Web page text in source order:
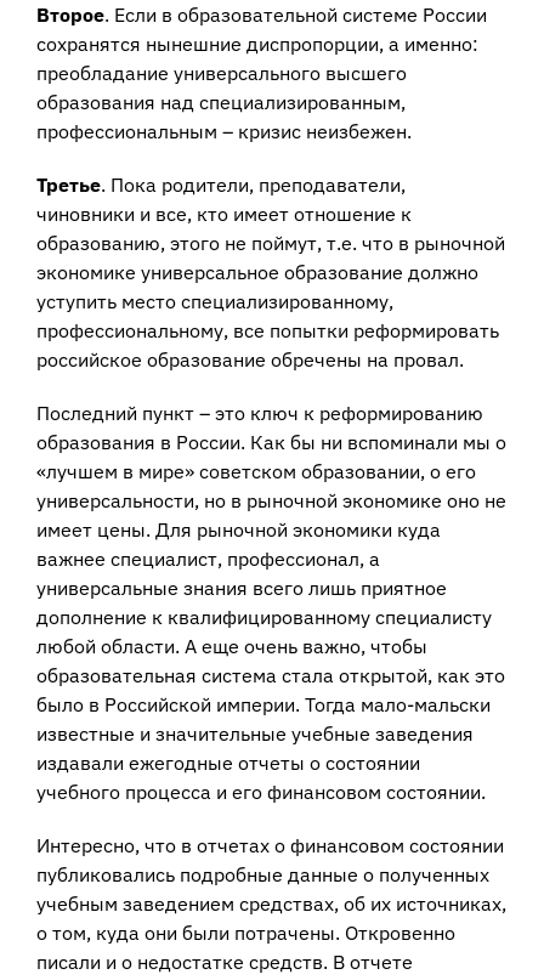
Второе. Если в образовательной системе России
сохранятся нынешние диспропорции, а именно:
преобладание универсального высшего
образования над специализированным,
профессиональным – кризис неизбежен.
Третье. Пока родители, преподаватели,
чиновники и все, кто имеет отношение к
образованию, этого не поймут, т.е. что в рыночной
экономике универсальное образование должно
уступить место специализированному,
профессиональному, все попытки реформировать
российское образование обречены на провал.
Последний пункт – это ключ к реформированию
образования в России. Как бы ни вспоминали мы о
«лучшем в мире» советском образовании, о его
универсальности, но в рыночной экономике оно не
имеет цены. Для рыночной экономики куда
важнее специалист, профессионал, а
универсальные знания всего лишь приятное
дополнение к квалифицированному специалисту
любой области. А еще очень важно, чтобы
образовательная система стала открытой, как это
было в Российской империи. Тогда мало-мальски
известные и значительные учебные заведения
издавали ежегодные отчеты о состоянии
учебного процесса и его финансовом состоянии.
Интересно, что в отчетах о финансовом состоянии
публиковались подробные данные о полученных
учебным заведением средствах, об их источниках,
о том, куда они были потрачены. Откровенно
писали и о недостатке средств. В отчете